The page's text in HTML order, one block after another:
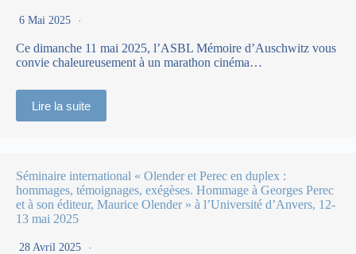
6 Mai 2025
Ce dimanche 11 mai 2025, l’ASBL Mémoire d’Auschwitz vous
convie chaleureusement à un marathon cinéma…
Lire la suite
Séminaire international « Olender et Perec en duplex :
hommages, témoignages, exégèses. Hommage à Georges Perec
et à son éditeur, Maurice Olender » à l’Université d’Anvers, 12-
13 mai 2025
28 Avril 2025